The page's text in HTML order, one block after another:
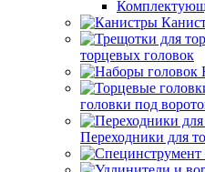
торцевых головок
головки под
Переходники для